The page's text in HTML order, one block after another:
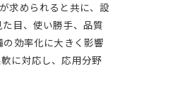
求められると共に、設
目、使い勝手、品質
効率化に大きく影響
に対応し、応用分野